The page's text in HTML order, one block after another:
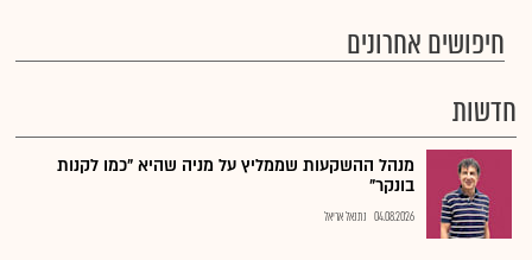
חיפושים אחרונים
חדשות
מנהל ההשקעות שממליץ על מניה שהיא "כמו לקנות
בונקר"
04.08.2026 נתנאל אריאל